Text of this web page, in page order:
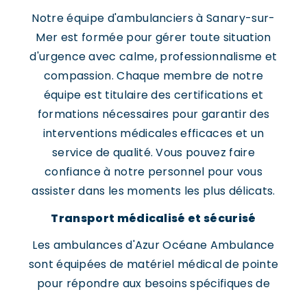
Notre équipe d'ambulanciers à Sanary-sur-
Mer est formée pour gérer toute situation
d'urgence avec calme, professionnalisme et
compassion. Chaque membre de notre
équipe est titulaire des certifications et
formations nécessaires pour garantir des
interventions médicales efficaces et un
service de qualité. Vous pouvez faire
confiance à notre personnel pour vous
assister dans les moments les plus délicats.
Transport médicalisé et sécurisé
Les ambulances d'Azur Océane Ambulance
sont équipées de matériel médical de pointe
pour répondre aux besoins spécifiques de